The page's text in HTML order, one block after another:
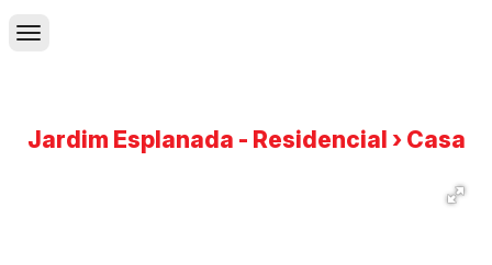
Jardim Esplanada - Residencial › Casa